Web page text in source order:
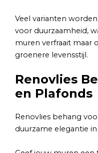
Veel varianten
voor duurzaamheid,
muren verfraait maar
groenere levensstijl.
Renovlies
en Plafonds
Renovlies behang
duurzame elegantie